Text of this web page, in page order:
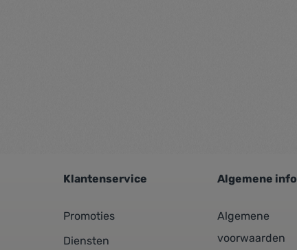
Klantenservice
Promoties
Diensten
Algemene info
Algemene
voorwaarden